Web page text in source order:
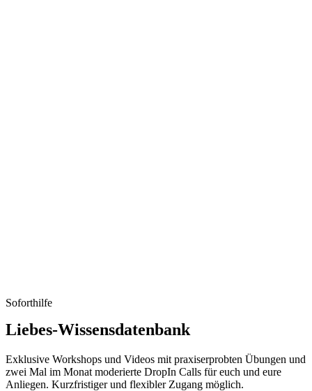
Soforthilfe
Liebes-Wissensdatenbank
Exklusive Workshops und Videos mit praxiserprobten Übungen und
zwei Mal im Monat moderierte DropIn Calls für euch und eure
Anliegen. Kurzfristiger und flexibler Zugang möglich.